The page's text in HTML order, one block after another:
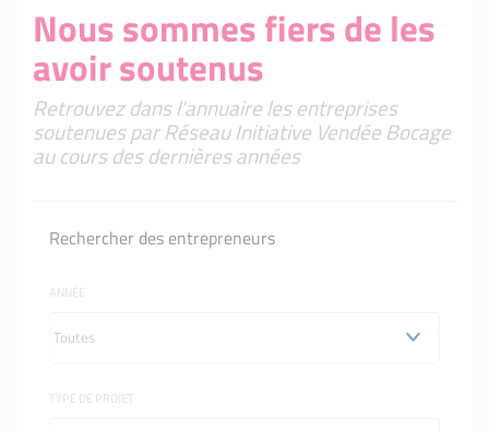
Nous sommes fiers de les
avoir soutenus
Retrouvez dans l'annuaire les entreprises
soutenues par Réseau Initiative Vendée Bocage
au cours des dernières années
Rechercher des entrepreneurs
ANNÉE
TYPE DE PROJET